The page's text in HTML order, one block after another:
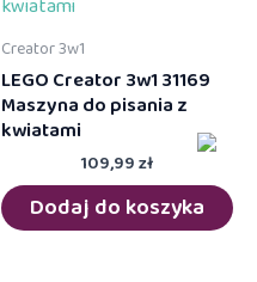
Creator 3w1
LEGO Creator 3w1 31169
Maszyna do pisania z
kwiatami
109,99zł
Dodaj do koszyka